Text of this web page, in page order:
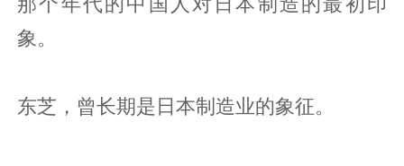
那个年代的中国人对日本制造的最初印
象。
东芝，曾长期是日本制造业的象征。